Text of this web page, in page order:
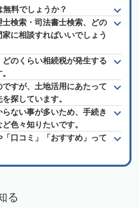
料でしょうか？
検索・司法書士検索、どの
に相談すればいいでしょう
のくらい相続税が発生する
すが、土地活用にあたって
探しています。
ない事が多いため、手続き
色々知りたいです。
「口コミ」「おすすめ」って
る